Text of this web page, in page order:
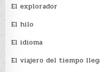
El explorador
El hilo
El idioma
El viajero del tiempo